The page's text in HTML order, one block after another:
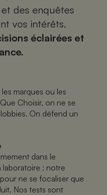
des enquêtes
vos intérêts.
éclairées et
marques ou les
Choisir, on ne se
On défend un
dans le
: notre
ne se focaliser que
Nos tests sont
Complément
bouteille
Banque
Petit électroménager -
Matelas
Mutuelle